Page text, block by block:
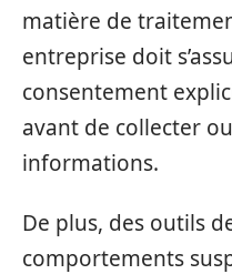
matière de
entreprise doit
consentement
avant de collecter
informations.
De plus, des outils
comportements